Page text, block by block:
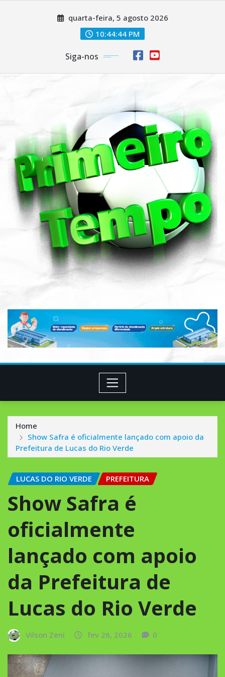
quarta-feira, 5 agosto 2026
10:44:45 PM
Siga-nos
Home
Show Safra é oficialmente lançado com apoio da
Prefeitura de Lucas do Rio Verde
LUCAS DO RIO VERDE PREFEITURA
Show Safra é
oficialmente
lançado com apoio
da Prefeitura de
Lucas do Rio Verde
Vilson Zeni fev 26, 2026 0